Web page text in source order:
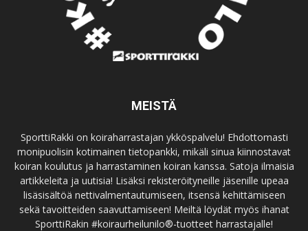
MEISTÄ
SporttiRakki on koiraharrastajan ykköspalvelu! Ehdottomasti
monipuolisin kotimainen tietopankki, mikäli sinua kiinnostavat
koiran koulutus ja harrastaminen koiran kanssa. Satoja ilmaisia
artikkeleita ja uutisia! Lisäksi rekisteröityneille jäsenille upeaa
lisäsisältöä nettivalmentautumiseen, itsensä kehittämiseen
sekä tavoitteiden saavuttamiseen! Meiltä löydät myös ihanat
SporttiRakin #koiraurheilunilo®-tuotteet harrastajalle!